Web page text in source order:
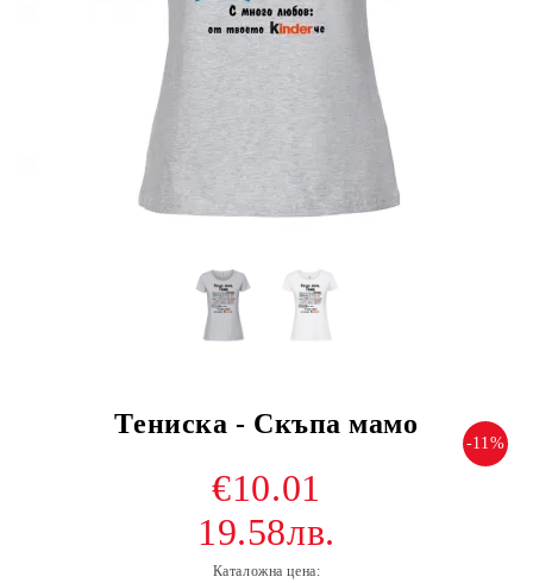
Тениска - Скъпа мамо
-11%
€10.01
19.58лв.
Каталожна цена: